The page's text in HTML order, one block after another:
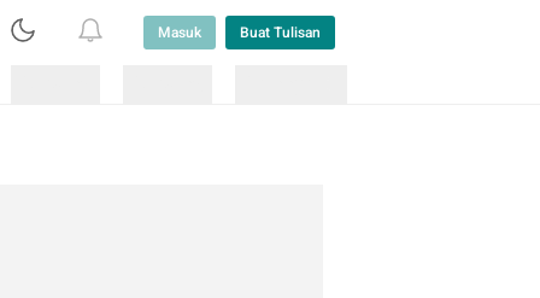
Masuk Buat Tulisan